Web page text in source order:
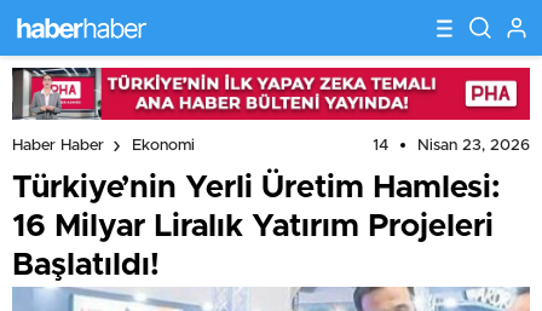
Haber Haber Ekonomi 14 Nisan 23, 2026
Türkiye’nin Yerli Üretim Hamlesi:
16 Milyar Liralık Yatırım Projeleri
Başlatıldı!